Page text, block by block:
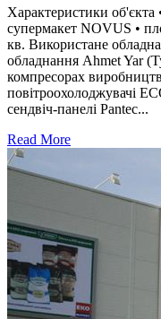
Характеристики
супермакет NOVUS •
кв. Використане
обладнання Ahmet Yar
компресорах
повітроохолоджувачі
сендвіч-панелі Pantec...
Read More